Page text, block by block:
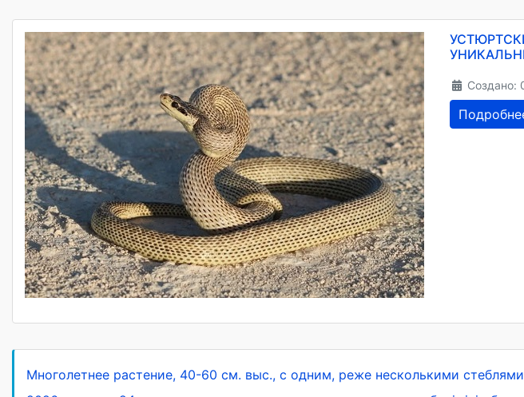
Создано:
Многолетнее растение, 40-60 см. выс., с одним, реже несколькими стеблями